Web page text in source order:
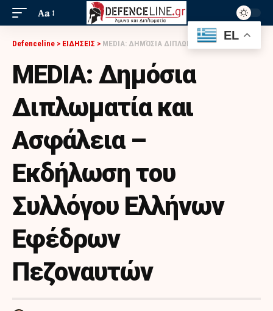
Aa
Defenceline > ΕΙΔΗΣΕΙΣ > MEDIA: ΔΗΜΌΣΙΑ ΔΙΠΛΩΜΑΤΊΑ ΚΑΙ ΑΣΦΆΛΕΙΑ – ΕΚΔΉΛΩΣΗ ΤΟΥ ΣΥΛΛΌΓΟΥ ΕΛΛΉΝΩΝ ΕΦΈΔΡΩΝ ΠΕΖΟΝΑΥΤΏΝ
MEDIA: Δημόσια
Διπλωματία και
Ασφάλεια –
Εκδήλωση του
Συλλόγου Ελλήνων
Εφέδρων
Πεζοναυτών
EL